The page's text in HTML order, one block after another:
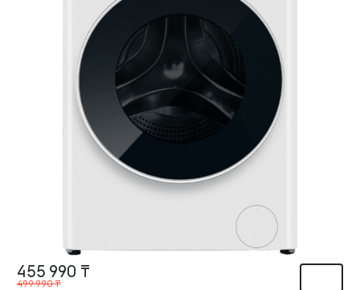
455 990 ₸
499 990 ₸